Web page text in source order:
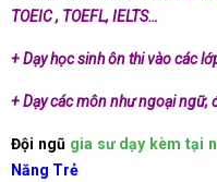
TOEIC , TOEFL, IELTS…
+ Dạy học sinh ôn thi vào các
+ Dạy các môn như ngoại ngữ,
Đội ngũ gia sư dạy kèm tại
Năng Trẻ